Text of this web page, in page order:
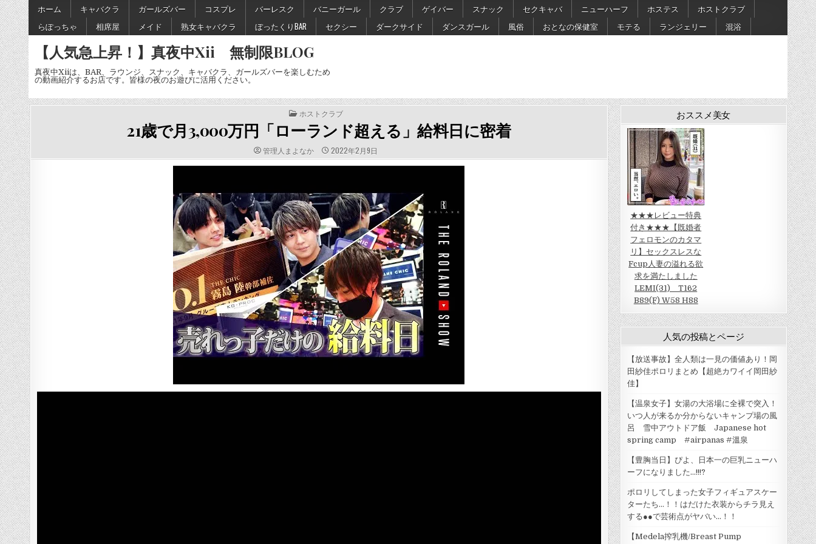
Skip
to
content
ホーム キャバクラ ガールズバー コスプレ バーレスク バニーガール クラブ ゲイバー スナック セクキャバ ニューハーフ ホステス
ホストクラブ
らぽっちゃ
相席屋 メイド 熟女キャバクラ ぼったくりBAR セクシー ダークサイド ダンスガール 風俗 おとなの保健室 モテる ランジェリー 混浴
【人気急上昇！】真夜中Xii 無制限BLOG
真夜中Xiiは、BAR、ラウンジ、スナック、キャバクラ、ガールズバーを楽しむため
の動画紹介するお店です。皆様の夜のお遊びに活用ください。
POSTED
IN
ホストクラブ
21歳で月3,000万円「ローランド超える」給料日に密着
AUTHOR:
管理人まよなか PUBLISHED
DATE:
2022年2月9日
おススメ美女
★★★レビュー特典
付き★★★【既婚者
フェロモンのカタマ
リ】セックスレスな
Fcup人妻の溢れる欲
求を満たしました
LEMI(31) T162
B89(F) W58 H88
人気の投稿とページ
【放送事故】全人類は一見の価値あり！岡
田紗佳ポロリまとめ【超絶カワイイ岡田紗
佳】
【温泉女子】女湯の大浴場に全裸で突入！
いつ人が来るか分からないキャンプ場の風
呂 雪中アウトドア飯 Japanese hot
spring camp #airpanas #溫泉
【豊胸当日】ぴよ、日本一の巨乳ニューハ
ーフになりました…!!!?
ポロリしてしまった女子フィギュアスケー
ターたち…！！はだけた衣装からチラ見え
する●●で芸術点がヤバい…！！
【Medela搾乳機/Breast Pump